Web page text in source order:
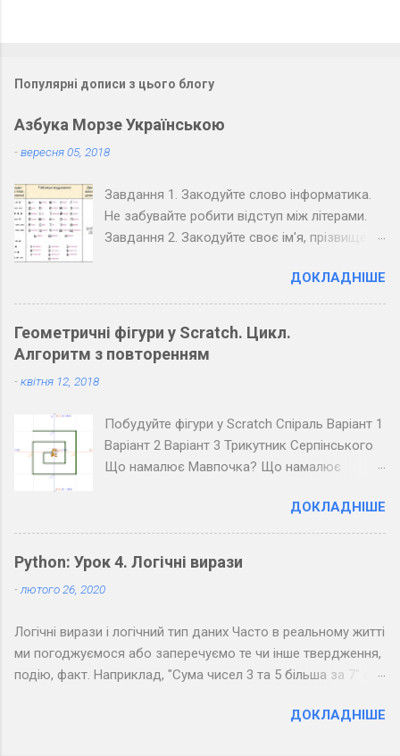
Популярні дописи з цього блогу
Азбука Морзе Українською
-вересня 05, 2018
Завдання 1. Закодуйте слово інформатика.
Не забувайте робити відступ між літерами.
Завдання 2. Закодуйте своє ім'я, прізвище,
3. Закодуйте повідомлення, обміняйтеся
зошитами зі своїм товаришем по парті та
розкодуйте повідомлення товариша.
Запишіть розкодоване повідомлення.
Завдання 4. Закодуйте повідомлення для
паузи між буквами, ще довші між словами).
Розкодуйте повідомлення своїх товаришів.
ДОКЛАДНІШЕ
Геометричні фігури у Scratch. Цикл.
Алгоритм з повторенням
-квітня 12, 2018
Побудуйте фігури у Scratch Спіраль Варіант 1
Варіант 2 Варіант 3 Трикутник Серпінського
Що намалює Мавпочка? Що намалює
ДОКЛАДНІШЕ
Python: Урок 4. Логічні вирази
- лютого 26, 2020
Логічні вирази і логічний тип даних Часто в реальному житті
ми погоджуємося або заперечуємо те чи інше твердження,
подію, факт. Наприклад, "Сума чисел 3 та 5 більша за 7" є
хибним. Можна помітити, що з точки зору логіки подібні
ДОКЛАДНІШЕ